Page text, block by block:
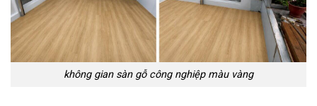
không gian sàn gỗ công nghiệp màu vàng